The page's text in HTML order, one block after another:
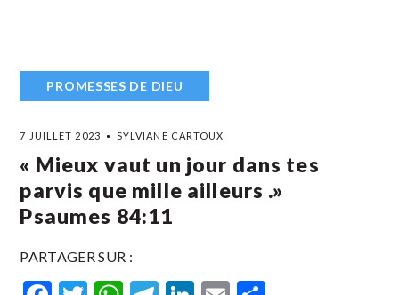
PROMESSES DE DIEU
7 JUILLET 2023 SYLVIANE CARTOUX
« Mieux vaut un jour dans tes
parvis que mille ailleurs .»
Psaumes‬ ‭84‬:‭11‬
PARTAGER SUR :